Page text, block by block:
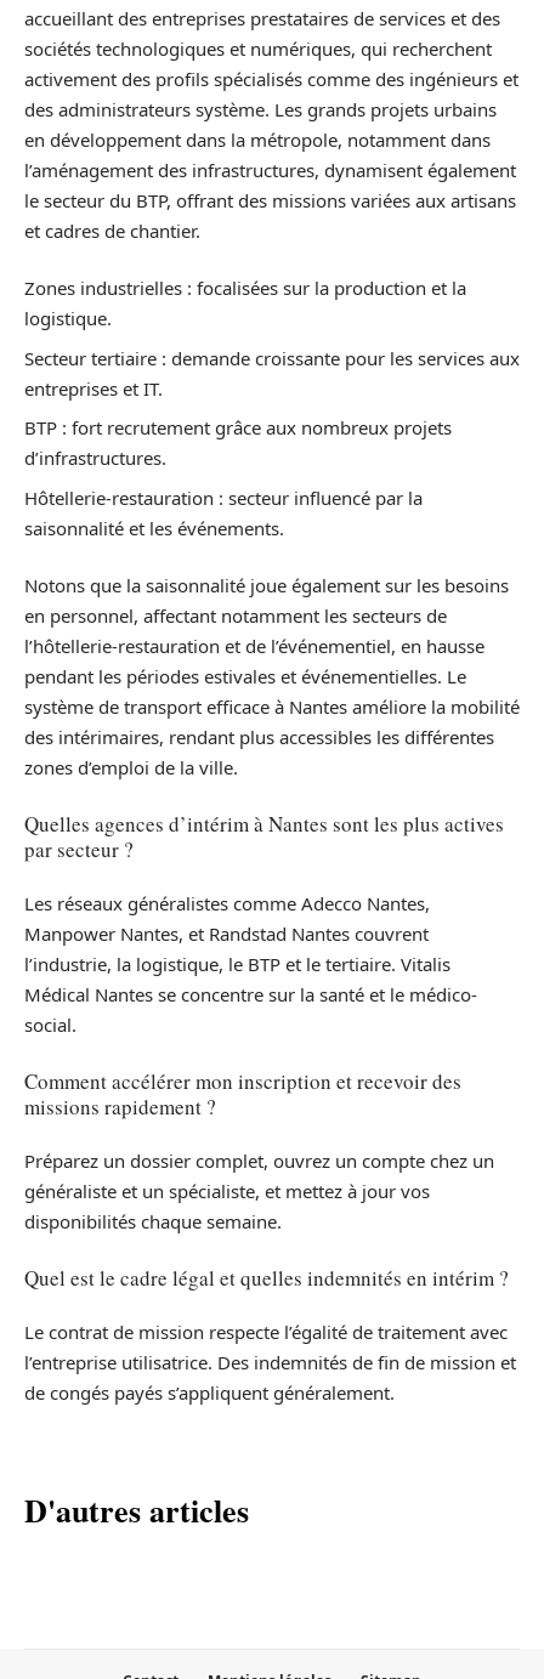
accueillant des entreprises prestataires de services et des
sociétés technologiques et numériques, qui recherchent
activement des profils spécialisés comme des ingénieurs et
des administrateurs système. Les grands projets urbains
en développement dans la métropole, notamment dans
l’aménagement des infrastructures, dynamisent également
le secteur du BTP, offrant des missions variées aux artisans
et cadres de chantier.
Zones industrielles : focalisées sur la production et la
logistique.
Secteur tertiaire : demande croissante pour les services aux
entreprises et IT.
BTP : fort recrutement grâce aux nombreux projets
d’infrastructures.
Hôtellerie-restauration : secteur influencé par la
saisonnalité et les événements.
Notons que la saisonnalité joue également sur les besoins
en personnel, affectant notamment les secteurs de
l’hôtellerie-restauration et de l’événementiel, en hausse
pendant les périodes estivales et événementielles. Le
système de transport efficace à Nantes améliore la mobilité
des intérimaires, rendant plus accessibles les différentes
zones d’emploi de la ville.
Quelles agences d’intérim à Nantes sont les plus actives
par secteur ?
Les réseaux généralistes comme Adecco Nantes,
Manpower Nantes, et Randstad Nantes couvrent
l’industrie, la logistique, le BTP et le tertiaire. Vitalis
Médical Nantes se concentre sur la santé et le médico-
social.
Comment accélérer mon inscription et recevoir des
missions rapidement ?
Préparez un dossier complet, ouvrez un compte chez un
généraliste et un spécialiste, et mettez à jour vos
disponibilités chaque semaine.
Quel est le cadre légal et quelles indemnités en intérim ?
Le contrat de mission respecte l’égalité de traitement avec
l’entreprise utilisatrice. Des indemnités de fin de mission et
de congés payés s’appliquent généralement.
D'autres articles